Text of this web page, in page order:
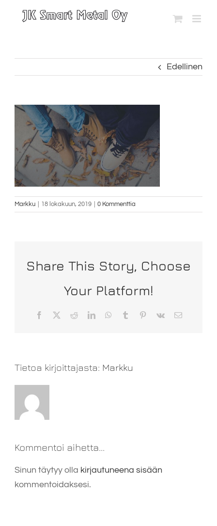
Edellinen
Markku 18 lokakuun, 2019 0 Kommenttia
Share This Story, Choose
Your Platform!
Facebook RedditLinkedInWhatsApp
Tumblr Pinterest
Vk Sähköposti
Tietoa kirjoittajasta: Markku
Kommentoi aihetta...
Sinun täytyy olla kirjautuneena sisään
kommentoidaksesi.